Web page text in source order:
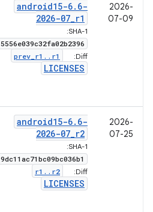
2026-
07-09
android15-6. 6-
2026-07_r1
SHA-1:
5556e039c32fa02b2396
Diff:
prev r1 . . r1
LICENSES
2026-
07-25
android15-6. 6-
2026-07_r2
SHA-1:
9dc11ac71bc09bc036b1
Diff:
r1 . . r2
LICENSES